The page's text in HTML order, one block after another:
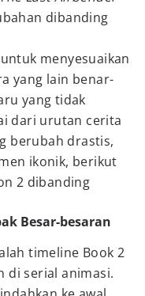
dibanding
menyesuaikan
yang lain benar-
yang tidak
dari urutan cerita
berubah drastis,
ikonik, berikut
2 dibanding
Besar-besaran
timeline Book 2
di serial animasi.